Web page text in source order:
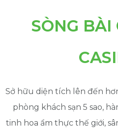
SÒNG BÀI
Sở hữu diện tích lên đến
phòng khách sạn 5 sao,
tinh hoa ẩm thực thế giới,